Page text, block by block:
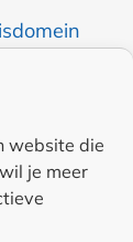
website die
je meer